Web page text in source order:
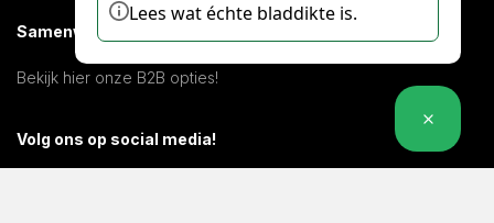
Samenwerken?
Bekijk hier onze B2B opties!
Volg ons op social media!
Lees wat échte bladdikte is.